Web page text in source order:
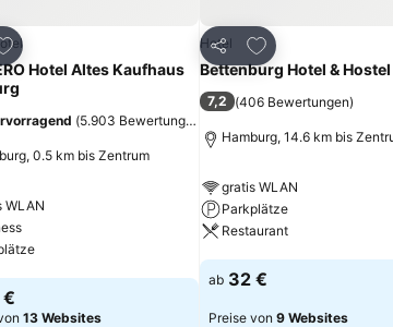
Favoriten hinzufügen
Hotel Altes Kaufhaus
(5.903 Bewertungen
0.5 km bis Zentrum
WLAN
13 Websites
Teilen
Zu Favoriten
Hotel
Bettenburg Hotel & Hostel
7,2 (406 Bewertungen)
Hamburg, 14.6 km bis
gratis WLAN
Parkplätze
Restaurant
Preise sehen
ab 32 €
Preise von 9 Websites